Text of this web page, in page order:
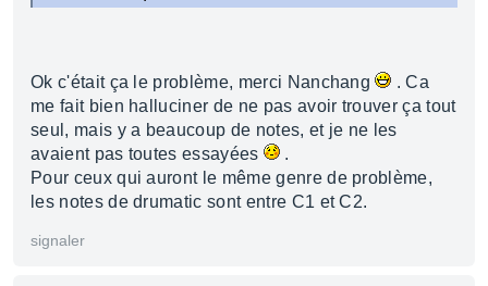
Ok c'était ça le problème, merci Nanchang
. Ca
me fait bien halluciner de ne pas avoir trouver ça tout
seul, mais y a beaucoup de notes, et je ne les
avaient pas toutes essayées
.
Pour ceux qui auront le même genre de problème,
les notes de drumatic sont entre C1 et C2.
signaler